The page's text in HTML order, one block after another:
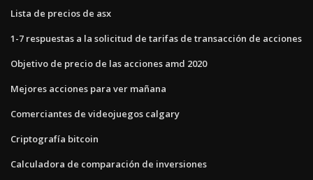
Lista de precios de asx
1-7 respuestas a la solicitud de tarifas de transacción de acciones
Objetivo de precio de las acciones amd 2020
Mejores acciones para ver mañana
Comerciantes de videojuegos calgary
Criptografía bitcoin
Calculadora de comparación de inversiones